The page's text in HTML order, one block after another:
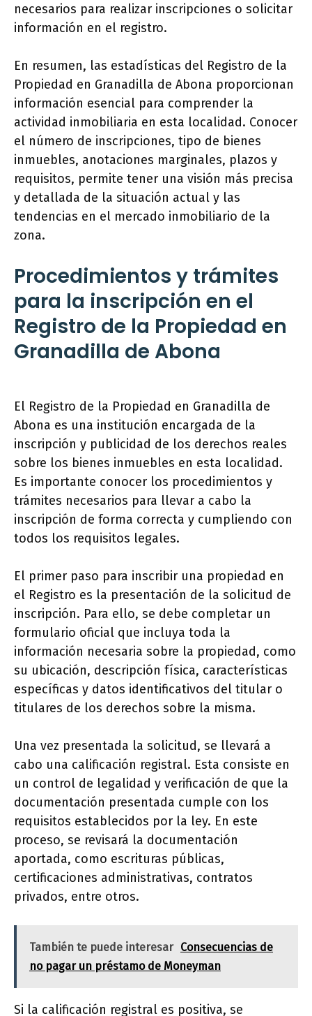
necesarios para realizar inscripciones o solicitar
información en el registro.
En resumen, las estadísticas del Registro de la
Propiedad en Granadilla de Abona proporcionan
información esencial para comprender la
actividad inmobiliaria en esta localidad. Conocer
el número de inscripciones, tipo de bienes
inmuebles, anotaciones marginales, plazos y
requisitos, permite tener una visión más precisa
y detallada de la situación actual y las
tendencias en el mercado inmobiliario de la
zona.
Procedimientos y trámites
para la inscripción en el
Registro de la Propiedad en
Granadilla de Abona
El Registro de la Propiedad en Granadilla de
Abona es una institución encargada de la
inscripción y publicidad de los derechos reales
sobre los bienes inmuebles en esta localidad.
Es importante conocer los procedimientos y
trámites necesarios para llevar a cabo la
inscripción de forma correcta y cumpliendo con
todos los requisitos legales.
El primer paso para inscribir una propiedad en
el Registro es la presentación de la solicitud de
inscripción. Para ello, se debe completar un
formulario oficial que incluya toda la
información necesaria sobre la propiedad, como
su ubicación, descripción física, características
específicas y datos identificativos del titular o
titulares de los derechos sobre la misma.
Una vez presentada la solicitud, se llevará a
cabo una calificación registral. Esta consiste en
un control de legalidad y verificación de que la
documentación presentada cumple con los
requisitos establecidos por la ley. En este
proceso, se revisará la documentación
aportada, como escrituras públicas,
certificaciones administrativas, contratos
privados, entre otros.
También te puede interesar Consecuencias de
no pagar un préstamo de Moneyman
Si la calificación registral es positiva, se